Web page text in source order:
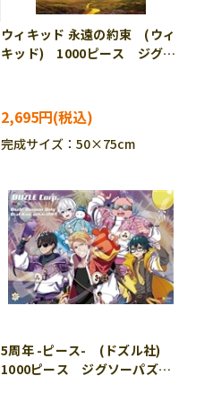
ウィキッド 永遠の約束 (ウィ
キッド) 1000ピース ジグソ
2,695円
完成サイズ：50×75cm
5周年 -ピース- (ドズル社)
1000ピース ジグソーパズ